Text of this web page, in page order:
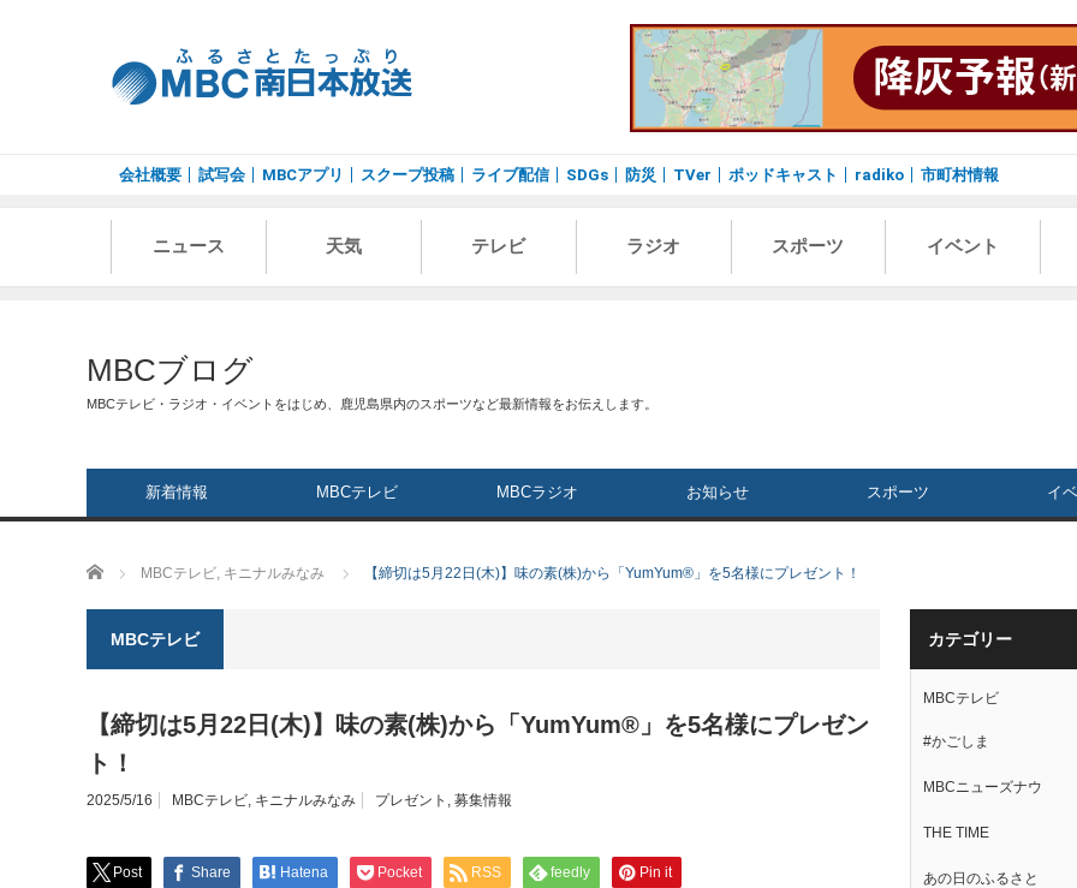
会社概要 試写会 MBCアプリ スクープ投稿 ライブ配信 SDGs 防災 TVer ポッドキャスト radiko 市町村情報
ニュース 天気 テレビ ラジオ スポーツ イベント
MBCブログ
MBCテレビ・ラジオ・イベントをはじめ、鹿児島県内のスポーツなど最新情報をお伝えします。
新着情報 MBCテレビ MBCラジオ お知らせ スポーツ イ
ホーム MBCテレビ, キニナルみなみ 【締切は5月22日(木)】味の素(株)から「YumYum®」を5名様にプレゼント！
MBCテレビ
【締切は5月22日(木)】味の素(株)から「YumYum®」を5名様にプレゼン
ト！
2025/5/16 MBCテレビ, キニナルみなみ プレゼント , 募集情報
Post Share Hatena Pocket RSS feedly Pin it
カテゴリー
MBCテレビ
#かごしま
MBCニューズナウ
THE TIME
あの日のふるさと